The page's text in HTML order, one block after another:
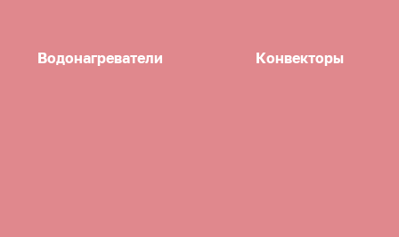
Водонагреватели Конвекторы